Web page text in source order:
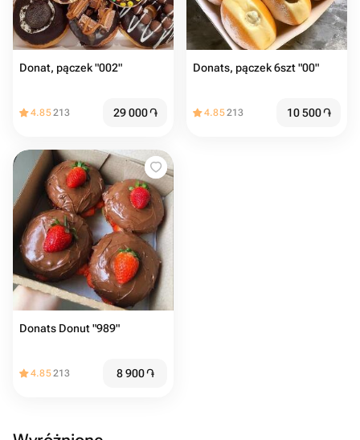
Donat, pączek "002"
4.85213 29 000֏
Donats, pączek 6szt "00"
4.85213 10 500֏
Donats Donut "989"
4.85213 8 900֏